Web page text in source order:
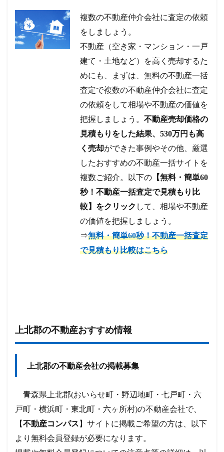
複数の不動産仲介会社に査定の依頼
をしましょう。
不動産（空き家・マンション・一戸
建て・土地など）を高く売却するた
めにも、まずは、無料の不動産一括
査定で複数の不動産仲介会社に査定
の依頼をして相場や不動産の価値を
把握しましょう。不動産売却価格の
見積もりをした結果、530万円も高
く売却ができた事例やその他、厳選
したおすすめの不動産一括サイトを
複数ご紹介。以下の 【無料・簡単60
秒！不動産一括査定で見積もり比
較】をクリック して、相場や不動産
の価値を把握しましょう。
⇒無料・簡単60秒！不動産一括査定
で見積もり比較はこちら
上北郡の不動産おすすめ情報
上北郡の不動産会社の掲載募集
青森県上北郡(おいらせ町・野辺地町・七戸町・六
戸町・横浜町・東北町・六ヶ所村)の不動産会社で、
【不動産コンパス 】サイトに掲載ご希望の方は、以下
より無料会員登録が必要になります。